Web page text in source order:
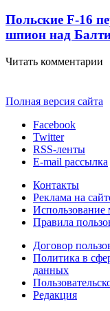
Польские F-16
шпион над
Читать комментарии
Полная версия сайта
Facebook
Twitter
RSS-ленты
E-mail рассылка
Контакты
Реклама на
Использование
Правила
Договор
Политика в
данных
Редакция